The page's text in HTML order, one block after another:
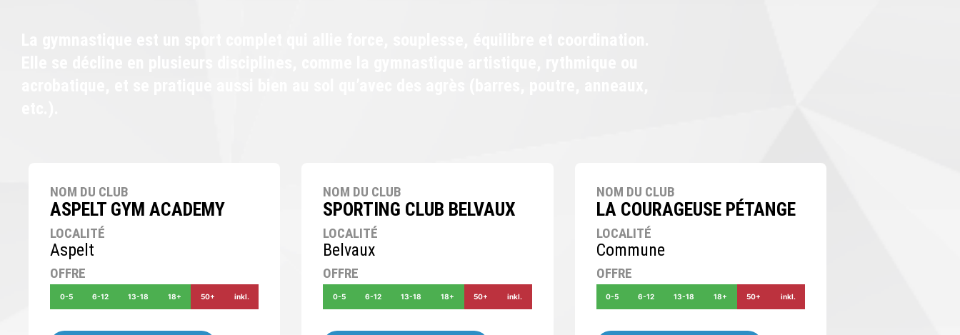
NOM DU CLUB
ASPELT GYM ACADEMY
LOCALITÉ
Aspelt
OFFRE
0-5 6-12 13-18 18+ 50+ inkl.
NOM DU CLUB
SPORTING CLUB BELVAUX
LOCALITÉ
Belvaux
OFFRE
0-5 6-12 13-18 18+ 50+ inkl.
NOM DU CLUB
LA COURAGEUSE PÉTANGE
LOCALITÉ
Commune
OFFRE
0-5 6-12 13-18 18+ 50+ inkl.